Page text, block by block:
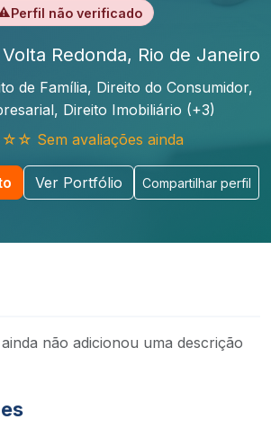
Perfil não verificado
Redonda, Rio de Janeiro
de Família, Direito do Consumidor,
Direito Imobiliário (+3)
Sem avaliações ainda
Ver Portfólio Compartilhar perfil
não adicionou uma descrição